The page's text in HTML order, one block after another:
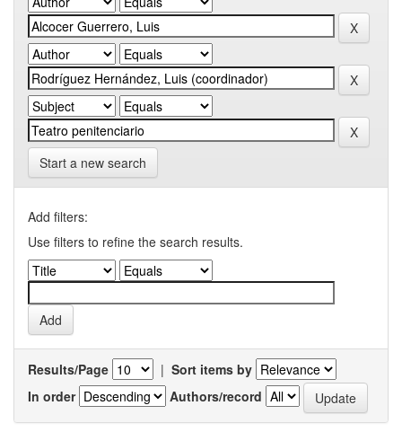
Start a new search
Add filters:
Use filters to refine the search results.
Results/Page | Sort items by
In order
Authors/record